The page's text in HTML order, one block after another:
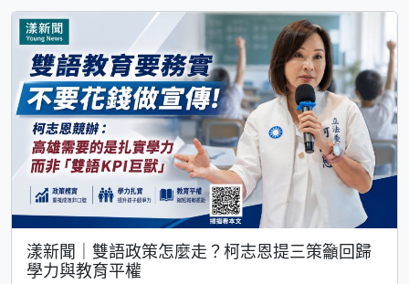
漾新聞｜雙語政策怎麼走？柯志恩提三策籲回歸
學力與教育平權